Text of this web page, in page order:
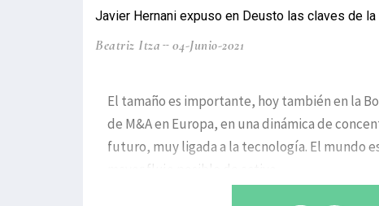
Javier Hernani expuso en Deusto las claves de
Beatriz Itza 04-Junio-2021
El tamaño es importante, hoy también en la
de M&A en Europa, en una dinámica de
futuro, muy ligada a la tecnología. El mundo
mayor flujo posible de activo